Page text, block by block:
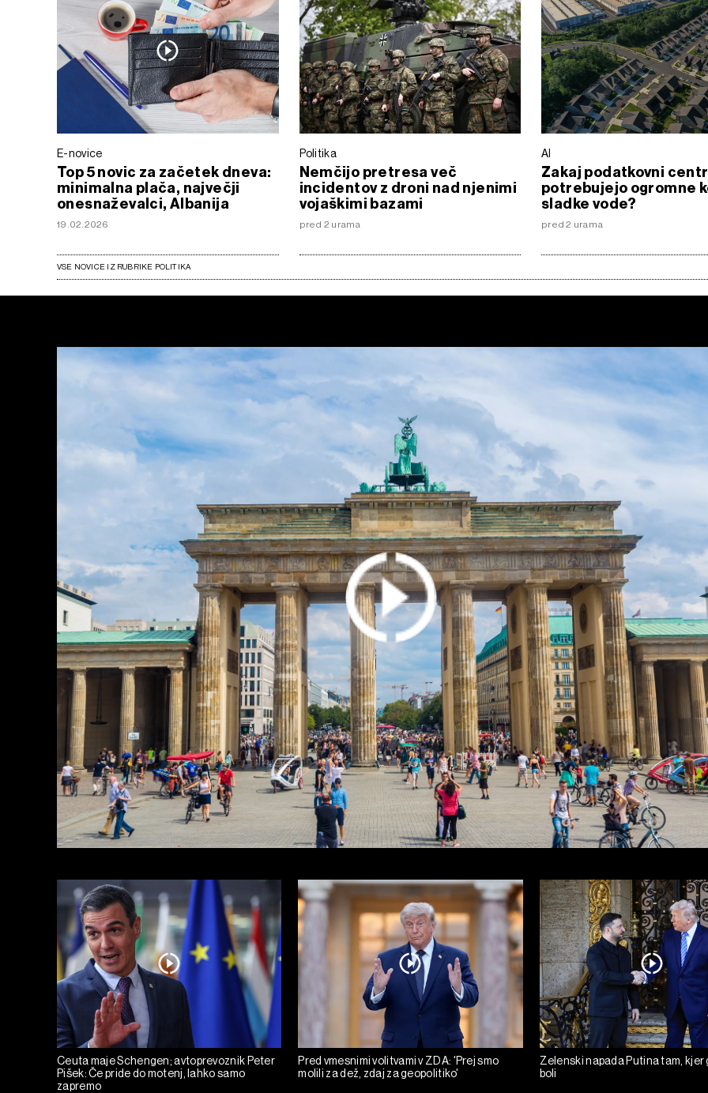
E-novice
Top 5 novic za začetek dneva:
minimalna plača, največji
onesnaževalci, Albanija
19.02.2026
Politika
Nemčijo pretresa več
incidentov z droni nad njenimi
vojaškimi bazami
pred 2 urama
AI
Zakaj podatkovni
potrebujejo ogromne
sladke vode?
pred 2 urama
VSE NOVICE IZ RUBRIKE POLITIKA
Ceuta maje Schengen; avtoprevoznik Peter
Pišek: Če pride do motenj, lahko samo
zapremo
Pred vmesnimi volitvami v ZDA: 'Prej smo
molili za dež, zdaj za geopolitiko'
Zelenski napada Putina tam, kjer
boli